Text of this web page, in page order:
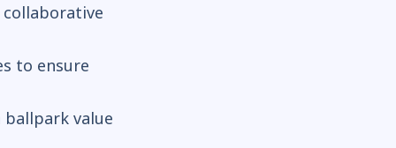
to ensure
value